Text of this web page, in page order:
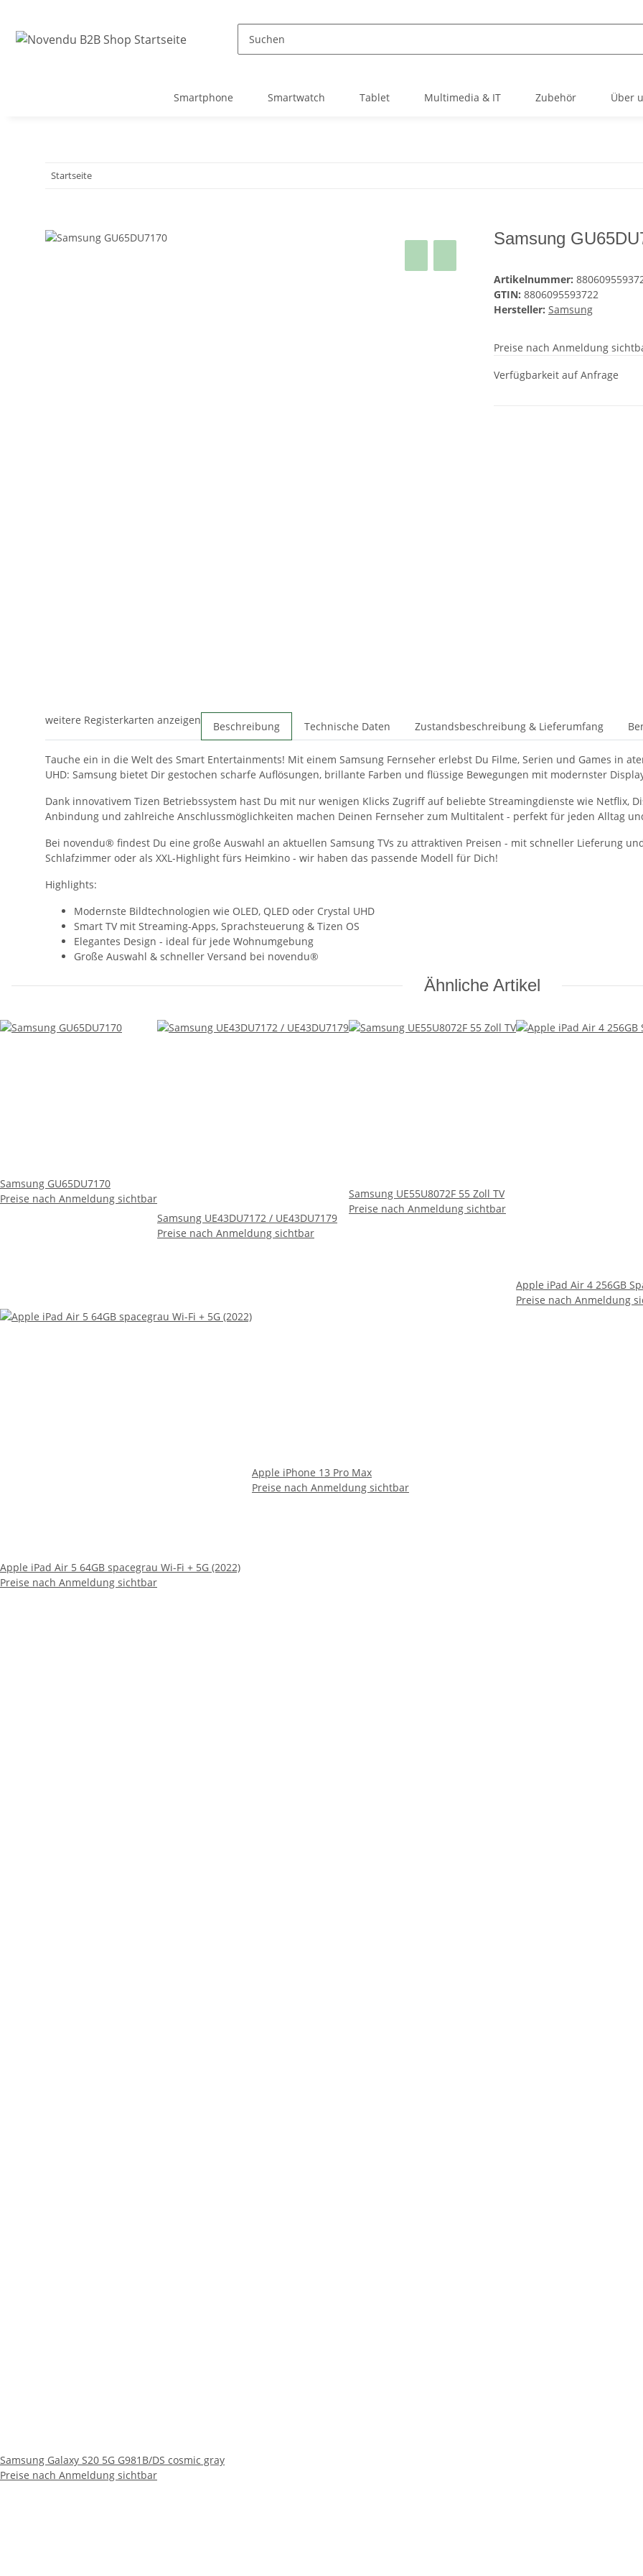
Smartphone Smartwatch Tablet Multimedia & IT Zubehör Über
Startseite
Samsung
Artikelnummer:
GTIN: 8806095593722
Hersteller: Samsung
Preise nach Anmeldung
Verfügbarkeit auf Anfrage
weitere Registerkarten anzeigen Beschreibung Technische Daten Zustandsbeschreibung & Lieferumfang
Tauche ein in die Welt des Smart Entertainments! Mit einem Samsung Fernseher erlebst Du Filme, Serien und Games in
UHD: Samsung bietet Dir gestochen scharfe Auflösungen, brillante Farben und flüssige Bewegungen mit modernster
Dank innovativem Tizen Betriebssystem hast Du mit nur wenigen Klicks Zugriff auf beliebte Streamingdienste wie Netflix,
Anbindung und zahlreiche Anschlussmöglichkeiten machen Deinen Fernseher zum Multitalent - perfekt für jeden Alltag
Bei novendu® findest Du eine große Auswahl an aktuellen Samsung TVs zu attraktiven Preisen - mit schneller Lieferung
Schlafzimmer oder als XXL-Highlight fürs Heimkino - wir haben das passende Modell für Dich!
Highlights:
Modernste Bildtechnologien wie OLED, QLED oder Crystal UHD
Smart TV mit Streaming-Apps, Sprachsteuerung & Tizen OS
Elegantes Design - ideal für jede Wohnumgebung
Große Auswahl & schneller Versand bei novendu®
Ähnliche Artikel
Samsung GU65DU7170
Preise nach Anmeldung sichtbar
Samsung UE43DU7172 / UE43DU7179
Preise nach Anmeldung sichtbar
Samsung UE55U8072F 55 Zoll TV
Preise nach Anmeldung sichtbar
Apple iPad Air 4 256GB
Preise nach Anmeldung
Apple iPad Air 5 64GB spacegrau Wi-Fi + 5G (2022)
Preise nach Anmeldung sichtbar
Apple iPhone 13 Pro Max
Preise nach Anmeldung sichtbar
Samsung Galaxy S20 5G G981B/DS cosmic gray
Preise nach Anmeldung sichtbar